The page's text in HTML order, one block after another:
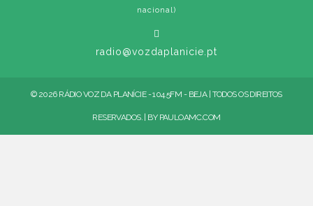
nacional)
radio@vozdaplanicie.pt
© 2026 RÁDIO VOZ DA PLANÍCIE - 104.5FM - BEJA | TODOS OS DIREITOS
RESERVADOS. | BY PAULOAMC.COM